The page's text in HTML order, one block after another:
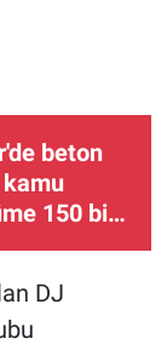
beton
150 bin
DJ